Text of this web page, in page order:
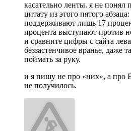
касательно ленты. я не понял
цитату из этого пятого абзаца:
поддерживают лишь 17
процента выступают против
и сравните цифры с сайта
беззастенчивое вранье, даже
поймать за руку.
и я пишу не про «них», а про
не получилось.